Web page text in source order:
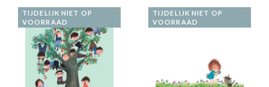
TIJDELIJK NIET OP
VOORRAAD
TIJDELIJK NIET OP
VOORRAAD